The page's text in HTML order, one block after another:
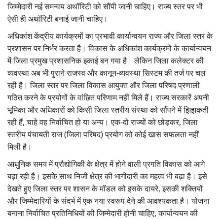
जिम्मेदारी नई समन्वय अथॉरिटी को सौंपी जानी चाहिए। राज्य स्तर पर भी
ऐसी ही अथॉरिटी बनाई जानी चाहिए।
अधिकांश केंद्रीय कार्यक्रमों का प्रभावी कार्यान्वयन राज्य और जिला स्तर के
प्रशासन पर निर्भर करता है। विकास के अधिकांश कार्यक्रमों के कार्यान्वयन
में जिला प्रमुख प्रशासनिक इकाई बन गया है। लेकिन जिला कलेक्टर की
व्यवस्था अब भी पुराने राजस्व और कानून-व्यवस्था सिस्टम की तर्ज पर चल
रही है। जिला स्तर पर जिला विकास आयुक्त और जिला परिषद प्रणाली
गठित करने के प्रयोगों के वांछित परिणाम नहीं मिले हैं। राज्य सरकारें अपनी
भूमिका और अधिकारों को किसी जिला स्तरीय संस्था को सौंपने में झिझकती
रही हैं, चाहे वह निर्वाचित हो या अन्य। एक-दो राज्यों को छोड़कर, जिला
स्तरीय पंचायती राज (जिला परिषद) प्रयोग को कोई खास सफलता नहीं
मिली है।
आधुनिक समय में प्रौद्योगिकी के क्षेत्र में होने वाली प्रगति विकास को आगे
बढ़ा रही है। इसके साथ निजी क्षेत्र की भागीदारी का महत्व भी बढ़ा है। इसे
देखते हुए जिला स्तर पर शासन के मॉडल को इसके दायरे, इसकी शक्तियों
और जिम्मेदारियों के संदर्भ में एक नया स्वरूप देने की आवश्यकता है। योजना
बनाना निर्वाचित प्रतिनिधियों की जिम्मेदारी होनी चाहिए, कार्यान्वयन की